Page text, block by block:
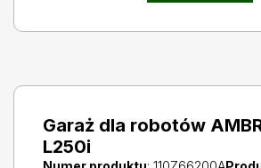
Garaż dla robotów
L250i